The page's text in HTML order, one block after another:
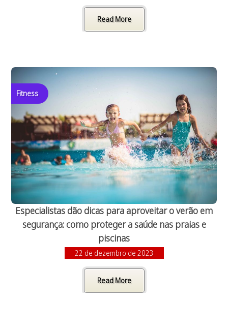
Read More
Fitness
Especialistas dão dicas para aproveitar o verão em
segurança: como proteger a saúde nas praias e
piscinas
22 de dezembro de 2023
Read More